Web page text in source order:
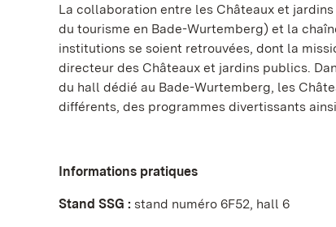
La collaboration entre les Châteaux et
du tourisme en Bade-Wurtemberg) et la
institutions se soient retrouvées, dont la
directeur des Châteaux et jardins publics.
du hall dédié au Bade-Wurtemberg, les
différents, des programmes divertissants
Informations pratiques
Stand SSG : stand numéro 6F52, hall 6